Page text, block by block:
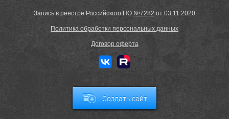
Запись в реестре Российского ПО №7282 от 03.11.2020
Политика обработки персональных данных
Договор оферта
Создать сайт